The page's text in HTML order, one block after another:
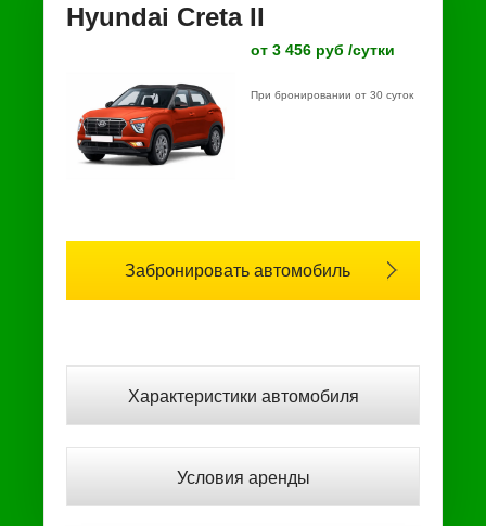
Hyundai Creta II
от 3 456 руб /сутки
При бронировании от 30 суток
Забронировать автомобиль
Характеристики автомобиля
Условия аренды